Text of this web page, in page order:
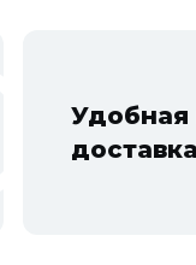
Удобная
доставка